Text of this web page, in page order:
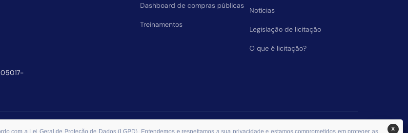
05017-
Dashboard de compras públicas
Treinamentos
Notícias
Legislação de licitação
O que é licitação?
X
com a Lei Geral de Proteção de Dados (LGPD). Entendemos e respeitamos a sua privacidade e estamos comprometidos em proteger as